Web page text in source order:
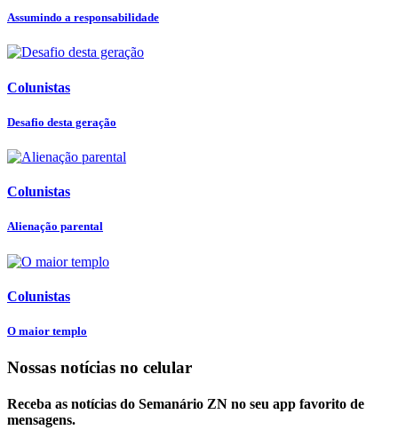
Assumindo a responsabilidade
Colunistas
Desafio desta geração
Colunistas
Alienação parental
Colunistas
O maior templo
Nossas notícias no celular
Receba as notícias do Semanário ZN no seu app favorito de
mensagens.